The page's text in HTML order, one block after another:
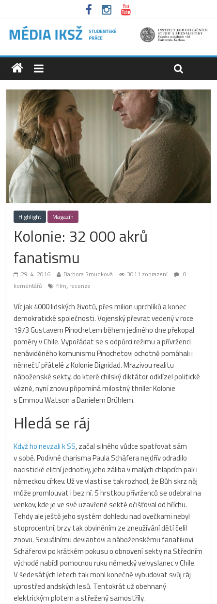
Highlight Magazín
Kolonie: 32 000 akrů
fanatismu
29. 4. 2016 Barbora Smudková 3011 zobrazení
0
komentářů
film, recenze
Víc jak 4000 lidských životů, přes milion uprchlíků a konec
demokratické společnosti. Vojenský převrat vedený v roce
1973 Gustavem Pinochetem během jediného dne překopal
poměry v Chile. Vypořádat se s odpůrci režimu a přívrženci
nenáviděného komunismu Pinochetovi ochotně pomáhali i
němečtí přátelé z Kolonie Dignidad. Mrazivou realitu
náboženské sekty, do které chilský diktátor odklízel politické
vězně, nyní znovu připomíná milostný thriller Kolonie
s Emmou Watson a Danielem Brühlem.
Hledá se ráj
Když ho nevzali k SS, začal silného vůdce spatřovat sám
v sobě. Podivné charisma Paula Schäfera nejdřív odradilo
nacistické elitní jednotky, jeho záliba v malých chlapcích pak i
německou církev. Už ve vlasti se tak rozhodl, že Bůh skrz něj
může promlouvat i bez ní. S hrstkou přívrženců se odebral na
venkov, kde je ve své uzavřené sektě očišťoval od hříchu.
Tehdy ale ještě jeho systém dohledu nad ovečkami nebyl
stoprocentní, brzy tak obviněním ze zneužívání dětí čelil
znovu. Sexuálnímu deviantovi a náboženskému fanatikovi
Schäferovi po krátkém pokusu o obnovení sekty na Středním
východě nabídl pomocnou ruku německý velvyslanec v Chile.
V šedesátých letech tak mohl konečně vybudovat svůj ráj
uprostřed andských lesů. Tentokrát už obehnaný
elektrickým plotem a střežený samostříly.